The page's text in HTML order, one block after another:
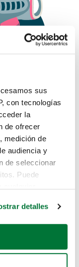
sus
con tecnologías
la
de ofrecer
medición de
audiencia y
de seleccionar
Puede
geográfica
detalles
como
aquí.
estás